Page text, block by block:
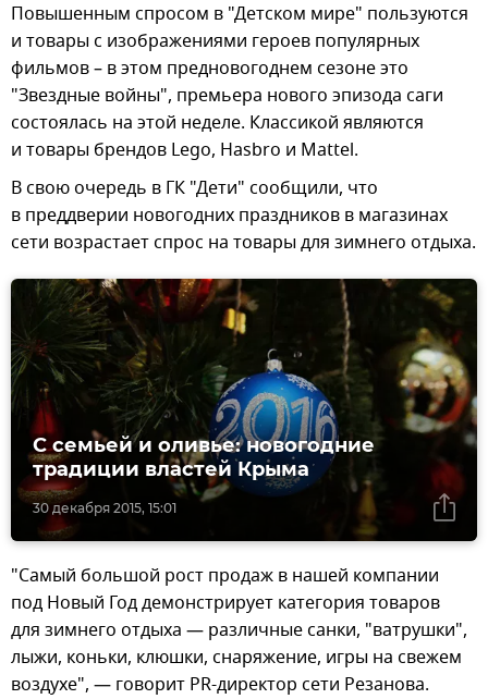
Повышенным спросом в "Детском мире" пользуются
и товары с изображениями героев популярных
фильмов – в этом предновогоднем сезоне это
"Звездные войны", премьера нового эпизода саги
состоялась на этой неделе. Классикой являются
и товары брендов Lego, Hasbro и Mattel.
В свою очередь в ГК "Дети" сообщили, что
в преддверии новогодних праздников в магазинах
сети возрастает спрос на товары для зимнего отдыха.
30 декабря 2015, 15:01
С семьей и оливье: новогодние
традиции властей Крыма
"Самый большой рост продаж в нашей компании
под Новый Год демонстрирует категория товаров
для зимнего отдыха — различные санки, "ватрушки",
лыжи, коньки, клюшки, снаряжение, игры на свежем
воздухе", — говорит PR-директор сети Резанова.